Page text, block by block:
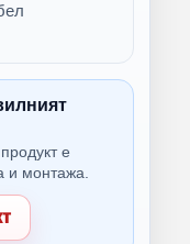
е
и монтажа.